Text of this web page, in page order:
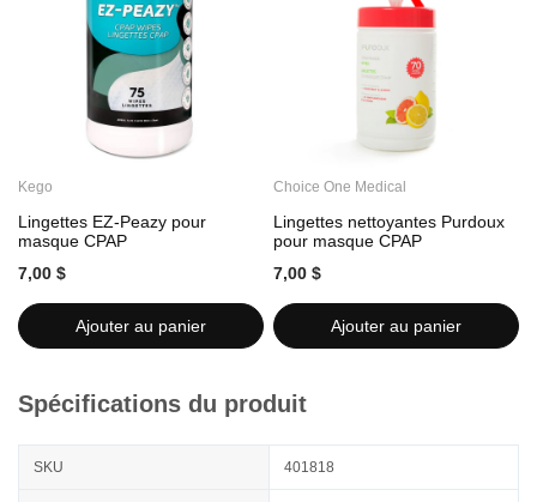
Kego
Lingettes EZ-Peazy pour
masque CPAP
7,00 $
Ajouter au panier
Choice One Medical
Lingettes nettoyantes Purdoux
pour masque CPAP
7,00 $
Ajouter au panier
Spécifications du produit
SKU 401818